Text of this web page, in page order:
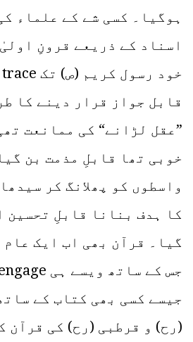
ہوگیا۔ کسی شے کے علماء
اسناد کے ذریعے قرونِ
قابل جواز قرار دینے کا
”عقل لڑانے“ کی ممانعت
خوبی تھا قابلِ مذمت بن
واسطوں کو پھلانگ کر
کا ہدف بنانا قابلِ تحسین
گیا۔ قرآن بھی اب ایک
جیسے کسی بھی کتاب کے
(رح) و قرطبی (رح) کی قرآن